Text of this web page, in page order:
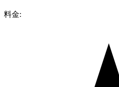
料金: